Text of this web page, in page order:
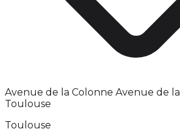
Avenue de la Colonne Avenue de
Toulouse
Toulouse